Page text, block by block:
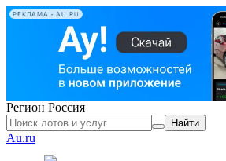
РЕКЛАМА • AU.RU
Регион Россия
Найти
Au.ru